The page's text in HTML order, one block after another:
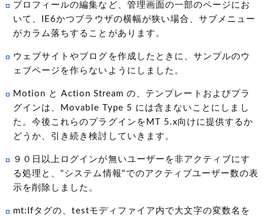
プロフィールの編集など、管理画面の一部のページにお
いて、IE6かつブラウザの横幅が狭い場合、サブメニュー
がカラム落ちすることがあります。
ウェブサイトやブログを作成したときに、サンプルのウ
ェブページを作らないようにしました。
Motion と Action Stream の、テンプレートおよびプラ
グインは、Movable Type 5 には含まないことにしまし
た。今後これらのプラグインをMT 5.x向けに提供するか
どうか、引き続き検討していきます。
９０日以上ログインが無いユーザーを非アクティブにす
る処理と、"システム情報"でのアクティブユーザー数の表
示を削除しました。
mt:Ifタグの、testモディファイア内で大文字の変数名を